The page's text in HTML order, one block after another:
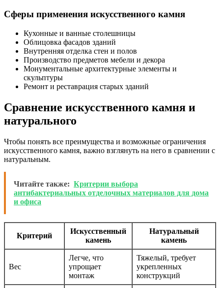
Сферы применения искусственного камня
Кухонные и ванные столешницы
Облицовка фасадов зданий
Внутренняя отделка стен и полов
Производство предметов мебели и декора
Монументальные архитектурные элементы и
скульптуры
Ремонт и реставрация старых зданий
Сравнение искусственного камня и
натурального
Чтобы понять все преимущества и возможные ограничения
искусственного камня, важно взглянуть на него в сравнении с
натуральным.
Читайте также: Критерии выбора
антибактериальных отделочных материалов для дома
и офиса
Критерий
Искусственный
камень
Натуральный
камень
Вес
Легче, что
упрощает
монтаж
Тяжелый, требует
укрепленных
конструкций